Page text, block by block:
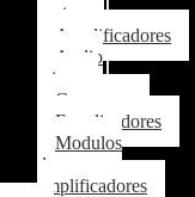
pasivo
Amplificadores
Audio
mixer
Crossover
Equalizadores
Modulos
de
amplificadores